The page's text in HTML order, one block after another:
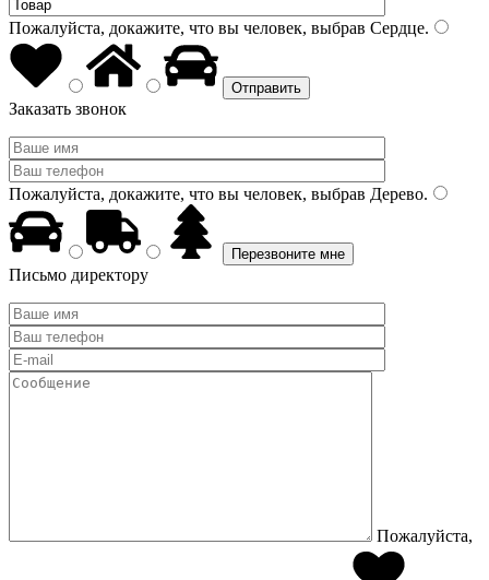
Пожалуйста, докажите, что вы человек, выбрав Сердце.
Заказать звонок
Пожалуйста, докажите, что вы человек, выбрав Дерево.
Письмо директору
Пожалуйста,